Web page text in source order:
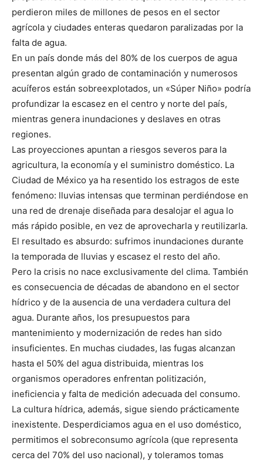
perdieron miles de millones de pesos en el sector
agrícola y ciudades enteras quedaron paralizadas por la
falta de agua.
En un país donde más del 80% de los cuerpos de agua
presentan algún grado de contaminación y numerosos
acuíferos están sobreexplotados, un «Súper Niño» podría
profundizar la escasez en el centro y norte del país,
mientras genera inundaciones y deslaves en otras
regiones.
Las proyecciones apuntan a riesgos severos para la
agricultura, la economía y el suministro doméstico. La
Ciudad de México ya ha resentido los estragos de este
fenómeno: lluvias intensas que terminan perdiéndose en
una red de drenaje diseñada para desalojar el agua lo
más rápido posible, en vez de aprovecharla y reutilizarla.
El resultado es absurdo: sufrimos inundaciones durante
la temporada de lluvias y escasez el resto del año.
Pero la crisis no nace exclusivamente del clima. También
es consecuencia de décadas de abandono en el sector
hídrico y de la ausencia de una verdadera cultura del
agua. Durante años, los presupuestos para
mantenimiento y modernización de redes han sido
insuficientes. En muchas ciudades, las fugas alcanzan
hasta el 50% del agua distribuida, mientras los
organismos operadores enfrentan politización,
ineficiencia y falta de medición adecuada del consumo.
La cultura hídrica, además, sigue siendo prácticamente
inexistente. Desperdiciamos agua en el uso doméstico,
permitimos el sobreconsumo agrícola (que representa
cerca del 70% del uso nacional), y toleramos tomas